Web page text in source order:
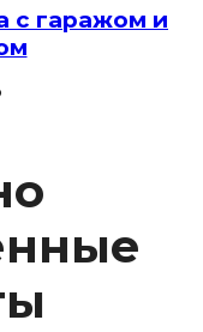
с гаражом и